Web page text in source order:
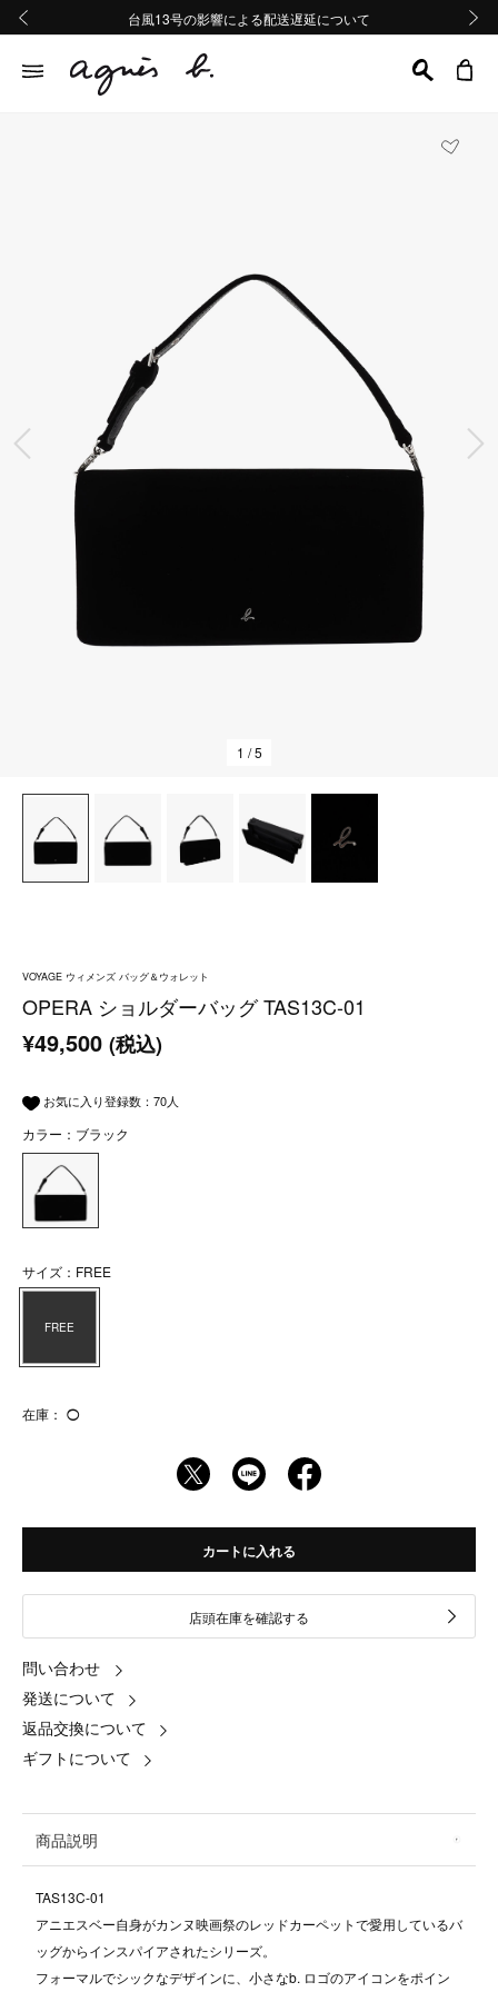
熊本地域地震の影響による配送遅延について
Summer Sale 2buy10%OFF!!
台風13号の影響による配送遅延について
熊本地域地震の影響による配送遅延について
Summer Sale 2buy10%OFF!!
前の画像
1 / 5
VOYAGE ウィメンズ バッグ＆ウォレット
OPERA ショルダーバッグ TAS13C-01
¥49,500 (税込)
お気に入り登録数： 70人
カラー：ブラック
サイズ：FREE
FREE
在庫： ◯
カートに入れる
店頭在庫を確認する
問い合わせ
発送について
返品交換について
ギフトについて
商品説明
TAS13C-01
アニエスベー自身がカンヌ映画祭のレッドカーペットで愛用しているバ
ッグからインスパイアされたシリーズ。
フォーマルでシックなデザインに、小さなb. ロゴのアイコンをポイン